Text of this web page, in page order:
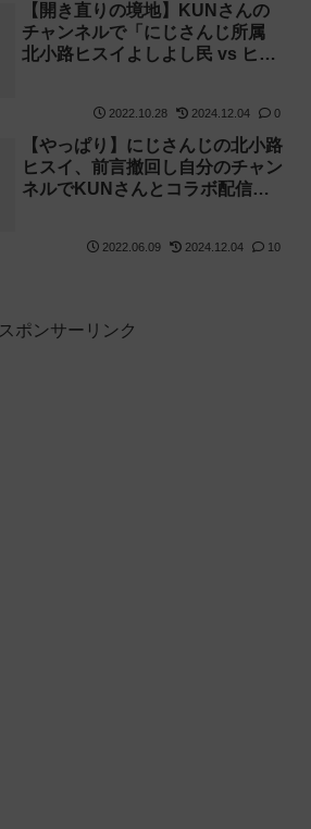
【開き直りの境地】KUNさんの
チャンネルで「にじさんじ所属
北小路ヒスイよしよし民 vs ヒス
2022.10.28 2024.12.04 0
【やっぱり】にじさんじの北小路
ヒスイ、前言撤回し自分のチャン
ネルでKUNさんとコラボ配信し
2022.06.09 2024.12.04 10
スポンサーリンク